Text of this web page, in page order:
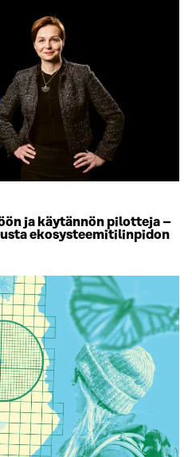
ja käytännön pilotteja –
ekosysteemitilinpidon